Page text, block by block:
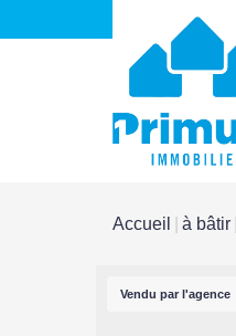
Nos agences
Accueil à bâtir
Vendu par l'agence